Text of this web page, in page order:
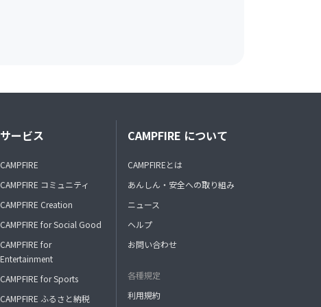
サービス
CAMPFIRE
CAMPFIRE コミュニティ
CAMPFIRE Creation
CAMPFIRE for Social Good
CAMPFIRE for
Entertainment
CAMPFIRE for Sports
CAMPFIRE ふるさと納税
CAMPFIRE について
CAMPFIREとは
あんしん・安全への取り組み
ニュース
ヘルプ
お問い合わせ
各種規定
利用規約